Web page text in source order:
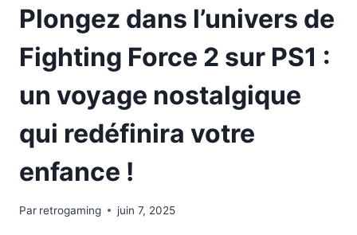
Plongez dans l’univers de
Fighting Force 2 sur PS1 :
un voyage nostalgique
qui redéfinira votre
enfance !
Par retrogaming juin 7, 2025